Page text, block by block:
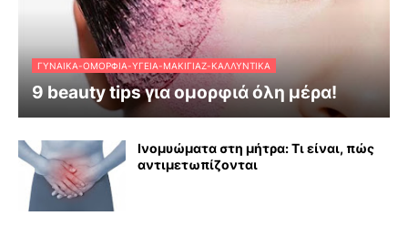
ΓΥΝΑΊΚΑ-ΟΜΟΡΦΙΆ-ΥΓΕΊΑ-ΜΑΚΙΓΙΆΖ-ΚΑΛΛΥΝΤΙΚΆ
9 beauty tips για ομορφιά όλη μέρα!
Ινομυώματα στη μήτρα: Τι είναι, πώς
αντιμετωπίζονται